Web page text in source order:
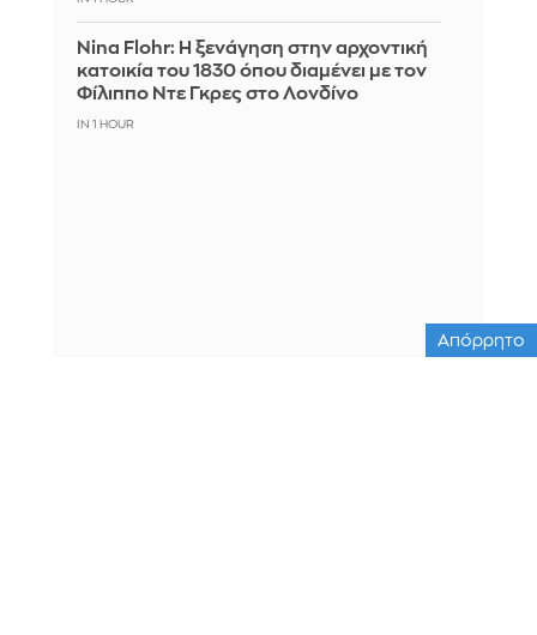
Nina Flohr: Η ξενάγηση στην αρχοντική
κατοικία του 1830 όπου διαμένει με τον
Φίλιππο Ντε Γκρες στο Λονδίνο
IN 1 HOUR
Απόρρητο